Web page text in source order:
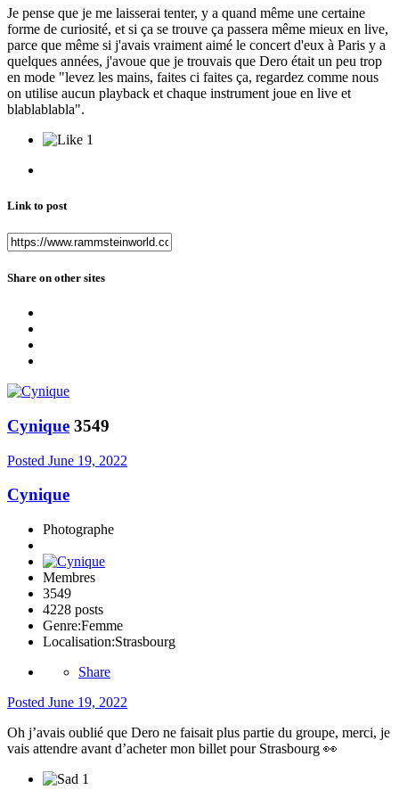
Je pense que je me laisserai tenter, y a quand même une certaine
forme de curiosité, et si ça se trouve ça passera même mieux en live,
parce que même si j'avais vraiment aimé le concert d'eux à Paris y a
quelques années, j'avoue que je trouvais que Dero était un peu trop
en mode "levez les mains, faites ci faites ça, regardez comme nous
on utilise aucun playback et chaque instrument joue en live et
blablablabla".
1
Link to post
Share on other sites
Cynique 3549
Posted June 19, 2022
Cynique
Photographe
Membres
3549
4228 posts
Genre:Femme
Localisation:Strasbourg
Share
Posted June 19, 2022
Oh j’avais oublié que Dero ne faisait plus partie du groupe, merci, je
vais attendre avant d’acheter mon billet pour Strasbourg 👀
1